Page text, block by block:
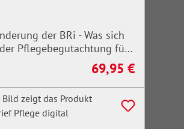
der BRi - Was sich
Pflegebegutachtung für
Regulärer Preis:
69,95 €